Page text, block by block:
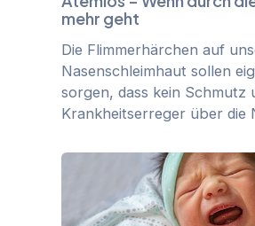
mehr geht
Die Flimmerhärchen auf
Nasenschleimhaut sollen
sorgen, dass kein Schmutz
Krankheitserreger über die